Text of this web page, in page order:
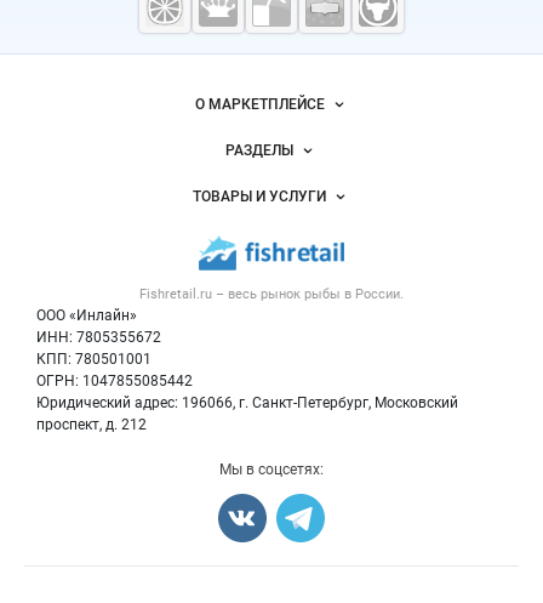
рыба,
морепродукты
Важные разделы и контакты
Fishretail.ru – весь рынок рыбы в России.
ООО «Инлайн»
ИНН: 7805355672
КПП: 780501001
ОГРН: 1047855085442
Юридический адрес: 196066, г. Санкт-Петербург, Московский
проспект, д. 212
Навигация по сайтуО МАРКЕТПЛЕЙСЕ
Новости Fishretail.ru
Размещение рекламы
Публичная оферта
Контактная информация
Политика обработки персональных данных
РАЗДЕЛЫ
Объявления
Новости рынка
Блог
ТОВАРЫ И УСЛУГИ
Рыба
Икра
Мы в соцсетях: